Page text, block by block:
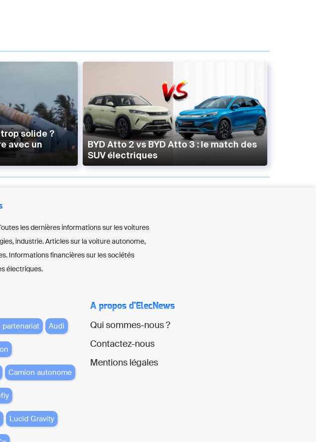
solide ?
avec un
BYD Atto 2 vs BYD Atto 3 : le match des
SUV électriques
les dernières informations sur les voitures
industrie. Articles sur la voiture autonome,
Informations financières sur les sociétés
électriques.
Audi
Camion autonome
Lucid Gravity
A propos d'ElecNews
Qui sommes-nous ?
Contactez-nous
Mentions légales